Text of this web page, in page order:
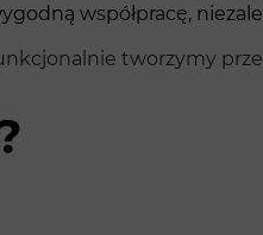
współpracę,
tworzymy